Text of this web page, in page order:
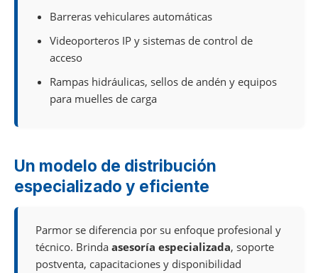
Barreras vehiculares automáticas
Videoporteros IP y sistemas de control de
acceso
Rampas hidráulicas, sellos de andén y equipos
para muelles de carga
Un modelo de distribución
especializado y eficiente
Parmor se diferencia por su enfoque profesional y
técnico. Brinda asesoría especializada, soporte
postventa, capacitaciones y disponibilidad